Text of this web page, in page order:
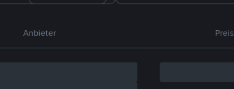
Anbieter Preis